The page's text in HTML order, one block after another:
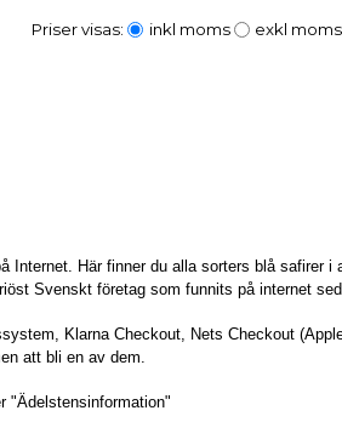
Internet. Här finner du alla sorters blå safirer
Svenskt företag som funnits på internet
Klarna Checkout, Nets Checkout
att bli en av dem.
"Ädelstensinformation"
Priser visas: inkl moms exkl moms